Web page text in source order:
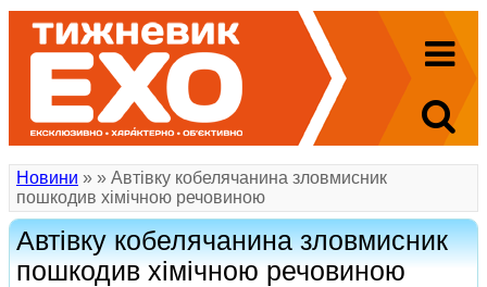
Новини » » Автівку кобелячанина зловмисник
пошкодив хімічною речовиною
Автівку кобелячанина зловмисник
пошкодив хімічною речовиною